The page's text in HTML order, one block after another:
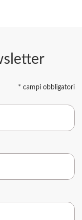
* campi obbligatori